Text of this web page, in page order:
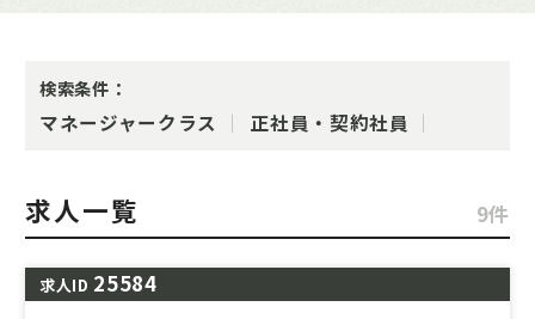
検索条件：
マネージャークラス 正社員・契約社員
求人一覧 9件
求人ID 25584